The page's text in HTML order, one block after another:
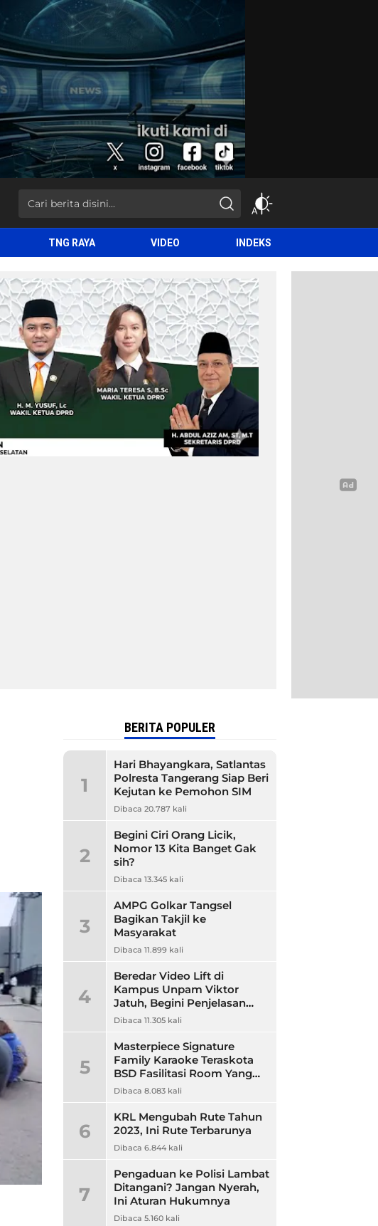
TNG RAYA VIDEO INDEKS
BERITA POPULER
1
Hari Bhayangkara, Satlantas
Polresta Tangerang Siap Beri
Kejutan ke Pemohon SIM
Dibaca 20.787 kali
2
Begini Ciri Orang Licik,
Nomor 13 Kita Banget Gak
sih?
Dibaca 13.345 kali
3
AMPG Golkar Tangsel
Bagikan Takjil ke
Masyarakat
Dibaca 11.899 kali
4
Beredar Video Lift di
Kampus Unpam Viktor
Jatuh, Begini Penjelasan
Rektor Unpam
Dibaca 11.305 kali
5
Masterpiece Signature
Family Karaoke Teraskota
BSD Fasilitasi Room Yang
Nyaman dan Harga
Dibaca 8.083 kali
6
KRL Mengubah Rute Tahun
2023, Ini Rute Terbarunya
Dibaca 6.844 kali
7
Pengaduan ke Polisi Lambat
Ditangani? Jangan Nyerah,
Ini Aturan Hukumnya
Dibaca 5.160 kali